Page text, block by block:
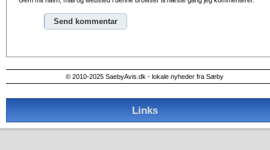
© 2010-2025 SaebyAvis.dk - lokale nyheder fra Sæby
Links